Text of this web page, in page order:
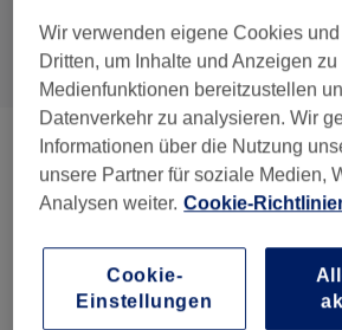
Alle Friseur
Herren - Haarschnitte & Stylings (5)
Kinder - Haarschnitte & Stylings (1)
Salonbewertungen
Wir verwenden eigene Cookies
Dritten, um Inhalte und Anzeigen
Medienfunktionen bereitzustellen
Datenverkehr zu analysieren. Wir
Informationen über die Nutzung
unsere Partner für soziale Medien,
Analysen weiter. Cookie-
Cookie-
Einstellungen